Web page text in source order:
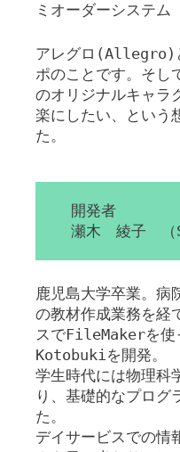
ミオーダーシステム
アレグロ(Allegro)
ポのことです。そし
のオリジナルキャラ
楽にしたい、という
た。
開発者
瀬木 綾子 （
鹿児島大学卒業。病
の教材作成業務を経
スでFileMakerを使
Kotobukiを開発。
学生時代には物理科
り、基礎的なプログ
た。
デイサービスでの情